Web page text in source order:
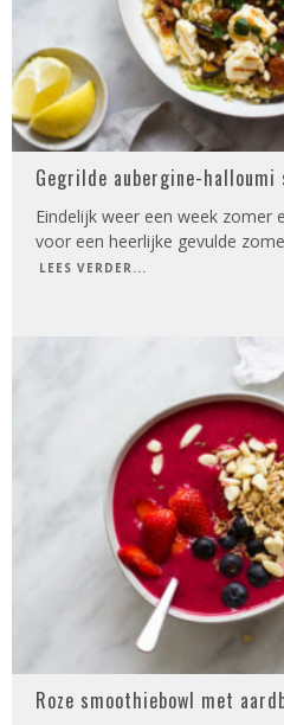
Gegrilde aubergine-halloumi
Eindelijk weer een week zomer
voor een heerlijke gevulde
LEES VERDER...
Roze smoothiebowl met